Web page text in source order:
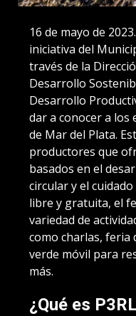
16 de mayo de
iniciativa del
través de la
Desarrollo
Desarrollo
dar a conocer a
de Mar del Plata.
productores que
basados en el
circular y el
libre y gratuita, el
variedad de
como charlas, feria
verde móvil para
más.
¿Qué es